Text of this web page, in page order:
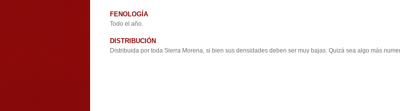
FENOLOGÍA
Todo el año.
DISTRIBUCIÓN
Distribuida por toda Sierra Morena, si bien sus densidades deben ser muy bajas. Quizá sea algo más